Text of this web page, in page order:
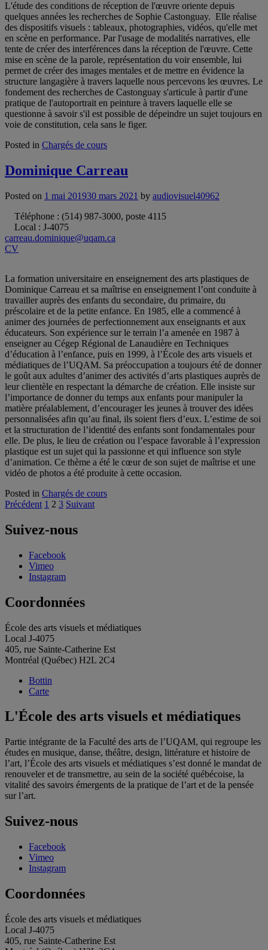
L'étude des conditions de réception de l'œuvre oriente depuis
quelques années les recherches de Sophie Castonguay. Elle réalise
des dispositifs visuels : tableaux, photographies, vidéos, qu'elle met
en scène en performance. Par l'usage de modalités narratives, elle
tente de créer des interférences dans la réception de l'œuvre. Cette
mise en scène de la parole, représentation du voir ensemble, lui
permet de créer des images mentales et de mettre en évidence la
structure langagière à travers laquelle nous percevons les œuvres. Le
fondement des recherches de Castonguay s'articule à partir d'une
pratique de l'autoportrait en peinture à travers laquelle elle se
questionne à savoir s'il est possible de dépeindre un sujet toujours en
voie de constitution, cela sans le figer.
Posted in Chargés de cours
Dominique Carreau
Posted on 1 mai 201930 mars 2021 by audiovisuel40962
Téléphone : (514) 987-3000, poste 4115
Local : J-4075
carreau.dominique@uqam.ca
CV
La formation universitaire en enseignement des arts plastiques de
Dominique Carreau et sa maîtrise en enseignement l’ont conduite à
travailler auprès des enfants du secondaire, du primaire, du
préscolaire et de la petite enfance. En 1985, elle a commencé à
animer des journées de perfectionnement aux enseignants et aux
éducateurs. Son expérience sur le terrain l’a amenée en 1987 à
enseigner au Cégep Régional de Lanaudière en Techniques
d’éducation à l’enfance, puis en 1999, à l’École des arts visuels et
médiatiques de l’UQAM. Sa préoccupation a toujours été de donner
le goût aux adultes d’animer des activités d’arts plastiques auprès de
leur clientèle en respectant la démarche de création. Elle insiste sur
l’importance de donner du temps aux enfants pour manipuler la
matière préalablement, d’encourager les jeunes à trouver des idées
personnalisées afin qu’au final, ils soient fiers d’eux. L’estime de soi
et la structuration de l’identité des enfants sont fondamentales pour
elle. De plus, le lieu de création ou l’espace favorable à l’expression
plastique est un sujet qui la passionne et qui influence son style
d’animation. Ce thème a été le cœur de son sujet de maîtrise et une
vidéo de photos a été produite à cette occasion.
Posted in Chargés de cours
Pagination
des
publications
Précédent 1 2 3 Suivant
Suivez-nous
Facebook
Vimeo
Instagram
Coordonnées
École des arts visuels et médiatiques
Local J-4075
405, rue Sainte-Catherine Est
Montréal (Québec) H2L 2C4
Bottin
Carte
L'École des arts visuels et médiatiques
Partie intégrante de la Faculté des arts de l’UQAM, qui regroupe les
études en musique, danse, théâtre, design, littérature et histoire de
l’art, l’École des arts visuels et médiatiques s’est donné le mandat de
renouveler et de transmettre, au sein de la société québécoise, la
vitalité des savoirs émergents de la pratique de l’art et de la pensée
sur l’art.
Suivez-nous
Facebook
Vimeo
Instagram
Coordonnées
École des arts visuels et médiatiques
Local J-4075
405, rue Sainte-Catherine Est